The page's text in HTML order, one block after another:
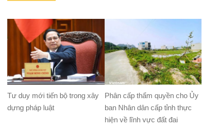
Tư duy mới tiến bộ trong xây
dựng pháp luật
Phân cấp thẩm quyền cho Ủy
ban Nhân dân cấp tỉnh thực
hiện về lĩnh vực đất đai